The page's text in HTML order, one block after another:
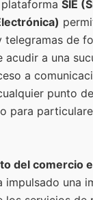
SIE
telegramas de
acudir a una
a
punto
para
del comercio
impulsado una